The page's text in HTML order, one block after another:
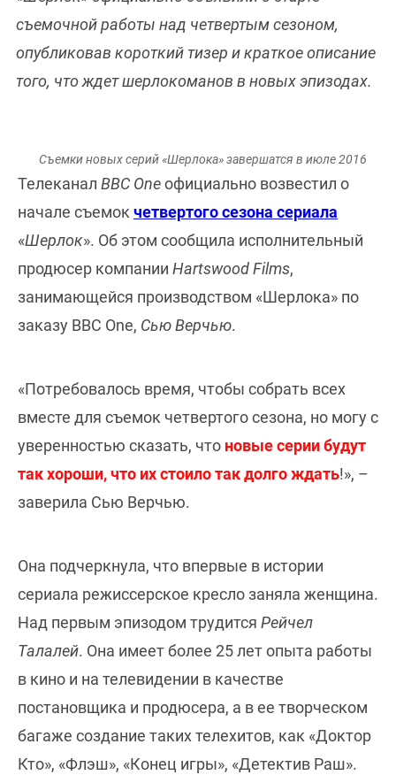
съемочной работы над четвертым сезоном,
опубликовав короткий тизер и краткое описание
того, что ждет шерлокоманов в новых эпизодах.
Съемки новых серий «Шерлока» завершатся в июле2016
Телеканал ВВС Oneофициально возвестил о
начале съемокчетвертого сезона сериала
«Шерлок». Об этом сообщила исполнительный
продюсер компании Hartswood Films,
занимающейся производством «Шерлока» по
заказу BBC One, Сью Верчью.
«Потребовалось время, чтобы собрать всех
вместе для съемок четвертого сезона, но могу с
уверенностью сказать, что новые серии будут
так хороши, что их стоило так долго ждать!», –
заверила Сью Верчью.
Она подчеркнула, что впервые в истории
сериала режиссерское кресло заняла женщина.
Над первым эпизодом трудится Рейчел
Талалей. Она имеет более 25 лет опыта работы
в кино и на телевидении в качестве
постановщика и продюсера, а в ее творческом
багаже создание таких телехитов, как «Доктор
Кто», «Флэш», «Конец игры», «Детектив Раш».